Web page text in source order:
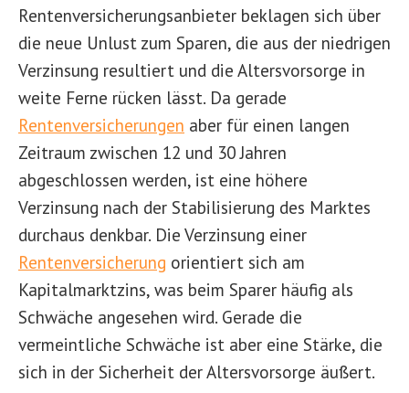
Rentenversicherungsanbieter beklagen sich über
die neue Unlust zum Sparen, die aus der niedrigen
Verzinsung resultiert und die Altersvorsorge in
weite Ferne rücken lässt. Da gerade
Rentenversicherungen aber für einen langen
Zeitraum zwischen 12 und 30 Jahren
abgeschlossen werden, ist eine höhere
Verzinsung nach der Stabilisierung des Marktes
durchaus denkbar. Die Verzinsung einer
Rentenversicherung orientiert sich am
Kapitalmarktzins, was beim Sparer häufig als
Schwäche angesehen wird. Gerade die
vermeintliche Schwäche ist aber eine Stärke, die
sich in der Sicherheit der Altersvorsorge äußert.